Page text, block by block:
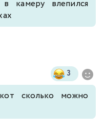
камеру влепился
3
сколько можно